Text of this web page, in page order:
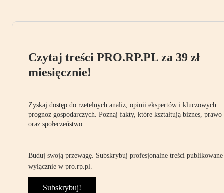
Czytaj treści PRO.RP.PL za 39 zł
miesięcznie!
Zyskaj dostęp do rzetelnych analiz, opinii ekspertów i kluczowych
prognoz gospodarczych. Poznaj fakty, które kształtują biznes, prawo
oraz społeczeństwo.
Buduj swoją przewagę. Subskrybuj profesjonalne treści publikowane
wyłącznie w pro.rp.pl.
Subskrybuj!